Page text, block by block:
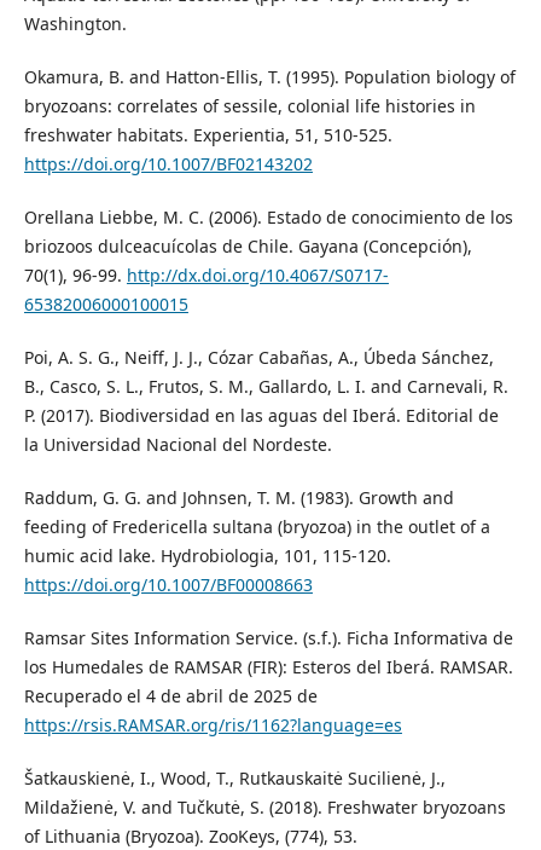
Washington.
Okamura, B. and Hatton-Ellis, T. (1995). Population biology of
bryozoans: correlates of sessile, colonial life histories in
freshwater habitats. Experientia, 51, 510-525.
https://doi.org/10.1007/BF02143202
Orellana Liebbe, M. C. (2006). Estado de conocimiento de los
briozoos dulceacuícolas de Chile. Gayana (Concepción),
70(1), 96-99. http://dx.doi.org/10.4067/S0717-
65382006000100015
Poi, A. S. G., Neiff, J. J., Cózar Cabañas, A., Úbeda Sánchez,
B., Casco, S. L., Frutos, S. M., Gallardo, L. I. and Carnevali, R.
P. (2017). Biodiversidad en las aguas del Iberá. Editorial de
la Universidad Nacional del Nordeste.
Raddum, G. G. and Johnsen, T. M. (1983). Growth and
feeding of Fredericella sultana (bryozoa) in the outlet of a
humic acid lake. Hydrobiologia, 101, 115-120.
https://doi.org/10.1007/BF00008663
Ramsar Sites Information Service. (s.f.). Ficha Informativa de
los Humedales de RAMSAR (FIR): Esteros del Iberá. RAMSAR.
Recuperado el 4 de abril de 2025 de
https://rsis.RAMSAR.org/ris/1162?language=es
Šatkauskienė, I., Wood, T., Rutkauskaitė Sucilienė, J.,
Mildažienė, V. and Tučkutė, S. (2018). Freshwater bryozoans
of Lithuania (Bryozoa). ZooKeys, (774), 53.